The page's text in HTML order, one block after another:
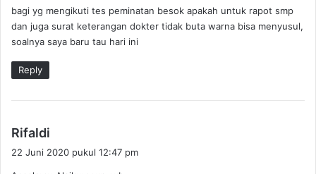
k
a
t
a
:
bagi yg mengikuti tes peminatan besok apakah untuk rapot smp
dan juga surat keterangan dokter tidak buta warna bisa menyusul,
soalnya saya baru tau hari ini
Reply
Rifaldi
22 Juni 2020 pukul 12:47 pm